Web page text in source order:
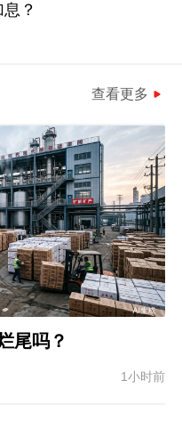
？
查看更多
尾吗？
1小时前